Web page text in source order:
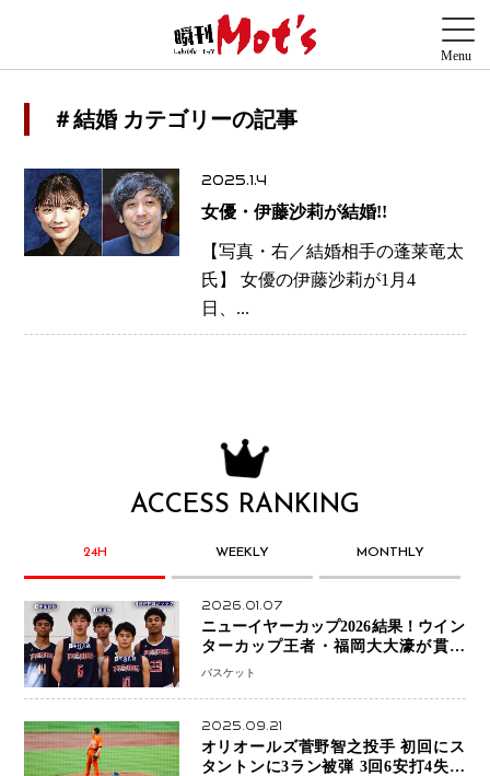
＃結婚 カテゴリーの記事
2025.1.4
女優・伊藤沙莉が結婚!!
【写真・右／結婚相手の蓬莱竜太
氏】 女優の伊藤沙莉が1月4
日、...
ACCESS RANKING
24H WEEKLY MONTHLY
2026.01.07
ニューイヤーカップ2026結果！ウイン
ターカップ王者・福岡大大濠が貫禄
V！ 東山は“背番号継承”で新たな物語
バスケット
2025.09.21
オリオールズ菅野智之投手 初回にス
タントンに3ラン被弾 3回6安打4失点